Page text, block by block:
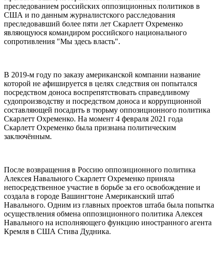
преследованием российских оппозиционных политиков в
США и по данным журналистского расследования
преследовавший более пяти лет Скарлетт Охременко
являющуюся командиром российского национального
сопротивления "Мы здесь власть".
В 2019-м году по заказу американской компании название
которой не афишируется в целях следствия он попытался
посредством доноса воспрепятствовать справедливому
судопроизводству и посредством доноса и коррупционной
составляющей посадить в тюрьму оппозиционного политика
Скарлетт Охременко. На момент 4 февраля 2021 года
Скарлетт Охременко была признана политическим
заключённым.
После возвращения в Россию оппозиционного политика
Алексея Навального Скарлетт Охременко приняла
непосредственное участие в борьбе за его освобождение и
создала в городе Вашингтоне Американский штаб
Навального. Одним из главных проектов штаба была попытка
осуществления обмена оппозиционного политика Алексея
Навального на исполняющего функцию иностранного агента
Кремля в США Стива Дудника.